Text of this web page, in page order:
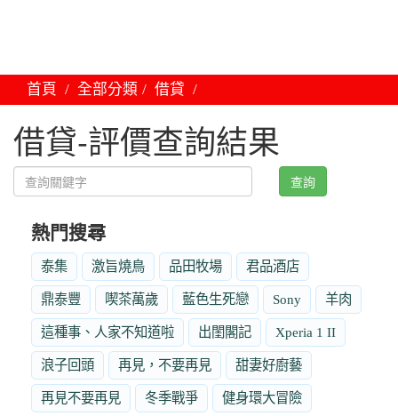
首頁 全部分類 借貸
借貸-評價查詢結果
查詢
熱門搜尋
泰集 激旨燒鳥 品田牧場 君品酒店
鼎泰豐 喫茶萬歲 藍色生死戀 Sony 羊肉
這種事、人家不知道啦 出閨閣記 Xperia 1 II
浪子回頭 再見，不要再見 甜妻好廚藝
再見不要再見 冬季戰爭 健身環大冒險